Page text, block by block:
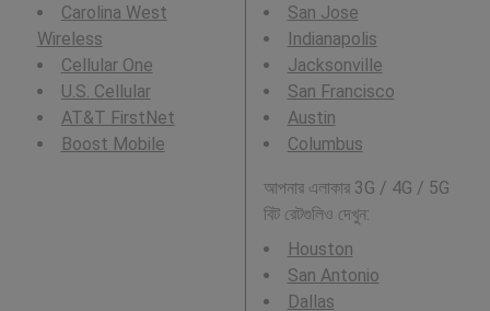
Carolina West
Wireless
Cellular One
U.S. Cellular
AT&T FirstNet
Boost Mobile
San Jose
Indianapolis
Jacksonville
San Francisco
Austin
Columbus
আপনার এলাকার 3G / 4G / 5G
বিট রেটগুলিও দেখুন:
Houston
San Antonio
Dallas